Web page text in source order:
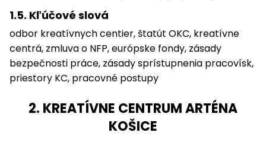
1.5. Kľúčové slová
odbor kreatívnych centier, štatút OKC, kreatívne
centrá, zmluva o NFP, európske fondy, zásady
bezpečnosti práce, zásady sprístupnenia pracovísk,
priestory KC, pracovné postupy
2. KREATÍVNE CENTRUM ARTÉNA
KOŠICE